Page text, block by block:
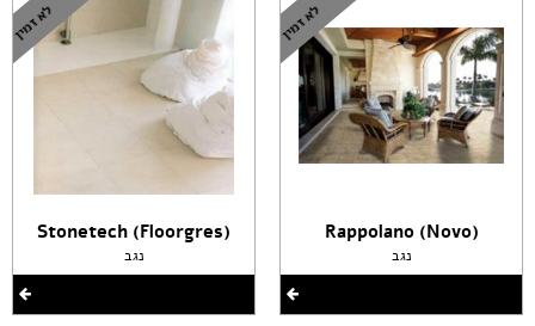
(Rappolano (Novo
נגב
(Stonetech (Floorgres
נגב